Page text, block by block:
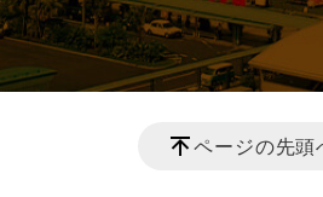
ページの先頭